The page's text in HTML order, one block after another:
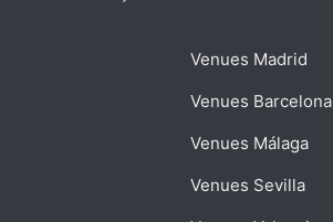
Venues Madrid
Venues Barcelona
Venues Málaga
Venues Sevilla